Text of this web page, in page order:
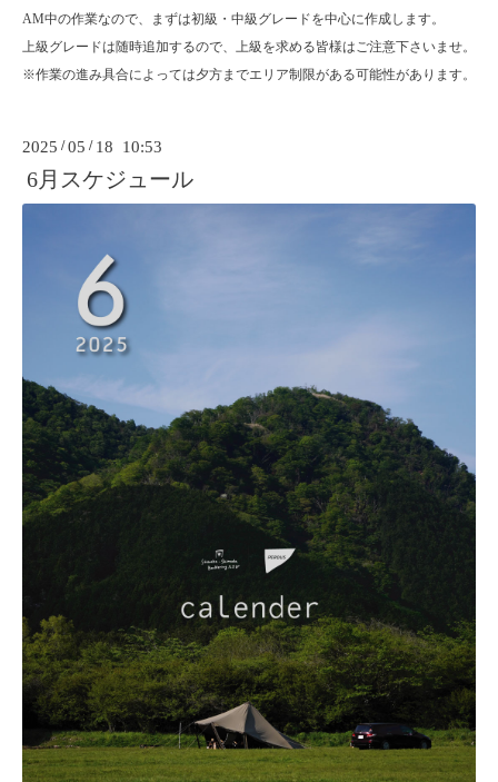
AM中の作業なので、まずは初級・中級グレードを中心に作成します。
上級グレードは随時追加するので、上級を求める皆様はご注意下さいませ。
※作業の進み具合によっては夕方までエリア制限がある可能性があります。
2025 /05 / 18 10:53
6月スケジュール